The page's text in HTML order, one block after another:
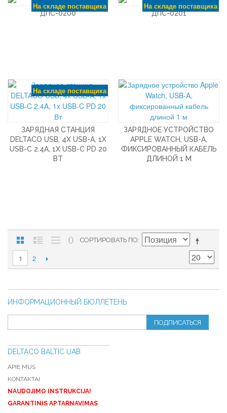
На складе поставщика
ДПС-0200
На складе поставщика
ДПС-0201
На складе поставщика
ЗАРЯДНАЯ СТАНЦИЯ
DELTACO USB, 4X USB-A, 1X
USB-C 2.4A, 1X USB-C PD 20
ВТ
ЗАРЯДНОЕ УСТРОЙСТВО
APPLE WATCH, USB-A,
ФИКСИРОВАННЫЙ КАБЕЛЬ
ДЛИНОЙ 1 М
СОРТИРОВАТЬ ПО
1 2
ИНФОРМАЦИОННЫЙ БЮЛЛЕТЕНЬ
ПОДПИСАТЬСЯ
DELTACO BALTIC UAB
APIE MUS
KONTAKTAI
NAUDOJIMO INSTRUKCIJA!
GARANTINIS APTARNAVIMAS